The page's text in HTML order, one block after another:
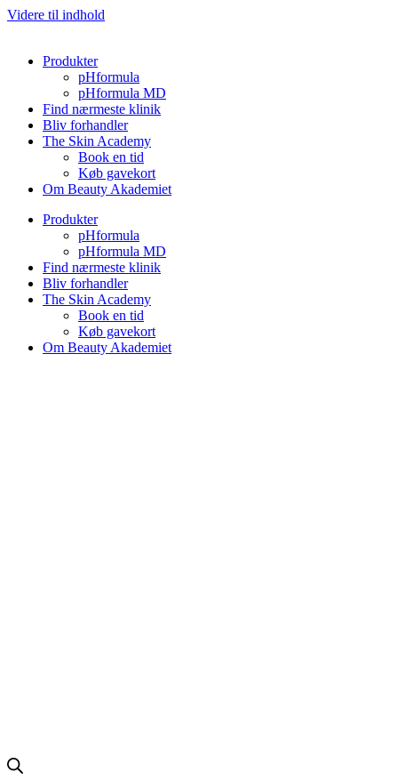
Videre til indhold
Produkter
pHformula
pHformula MD
Find nærmeste klinik
Bliv forhandler
The Skin Academy
Book en tid
Køb gavekort
Om Beauty Akademiet
Produkter
pHformula
pHformula MD
Find nærmeste klinik
Bliv forhandler
The Skin Academy
Book en tid
Køb gavekort
Om Beauty Akademiet